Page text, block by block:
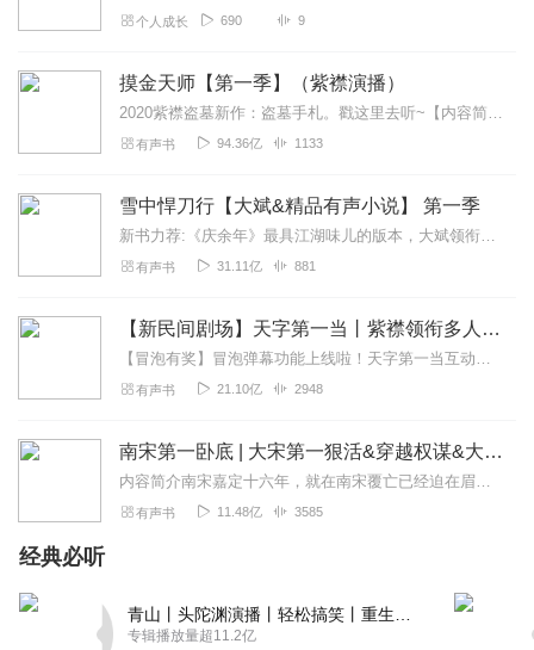
个人成长 690 9
摸金天师【第一季】（紫襟演播）
2020紫襟盗墓新作：盗墓手札。戳这里去听~【内容简介】二十岁那年我因为贪财收了一件不该收的古董，从那以后，为了活命，我不得不一次次出入那些对于活人来说十死无生...
有声书 94.36亿 1133
雪中悍刀行【大斌&精品有声小说】 第一季
新书力荐:《庆余年》最具江湖味儿的版本，大斌领衔播讲点击进入【内容简介】有个白狐儿脸，佩双刀绣冬春雷，要做那天下第一。湖底有白发老魁爱吃荤。缺门牙老仆背剑匣。山...
有声书 31.11亿 881
【新民间剧场】天字第一当丨紫襟领衔多人有声剧丨麻衣神算子作者新作
【冒泡有奖】冒泡弹幕功能上线啦！天字第一当互动时间到！本期话题：如果有一天你的上级把你叫过去告诉你，你所在的公司是你爷爷开的。。那你未来一年啥打算呢？进入声音播...
有声书 21.10亿 2948
南宋第一卧底 | 大宋第一狠活&穿越权谋&大斌多人剧
内容简介南宋嘉定十六年，就在南宋覆亡已经迫在眉睫的时刻，来自现代的卧底沈墨，开始把江山社稷玩弄干股掌之中。数之不尽的奇谋、毒计、狠招，在他手上狂喷而出。他的现...
有声书 11.48亿 3585
经典必听
专辑播放量超11.2亿